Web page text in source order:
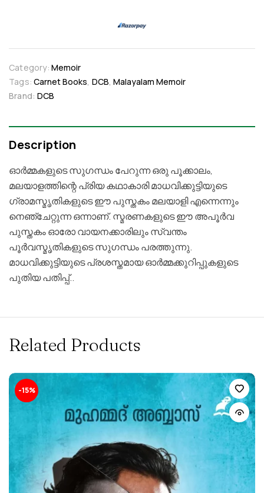
Category: Memoir
Tags: Carnet Books DCB ,Malayalam Memoir
Brand:DCB
Description
ഓർമ്മകളുടെ സുഗന്ധം പേറുന്ന ഒരു പൂക്കാലം,
മലയാളത്തിന്റെ പ്രിയ കഥാകാരി മാധവിക്കുട്ടിയുടെ
ഗ്രാമസ്മൃതികളുടെ ഈ പുസ്തകം മലയാളി എന്നെന്നും
നെഞ്ചേറ്റുന്ന ഒന്നാണ്. സ്മരണകളുടെ ഈ അപൂർവ
പുസ്തകം ഓരോ വായനക്കാരിലും സ്വന്തം
പൂർവസ്മൃതികളുടെ സുഗന്ധം പരത്തുന്നു.
മാധവിക്കുട്ടിയുടെ പ്രശസ്തമായ ഓർമ്മക്കുറിപ്പുകളുടെ
പുതിയ പതിപ്പ്..
Related Products
-15%